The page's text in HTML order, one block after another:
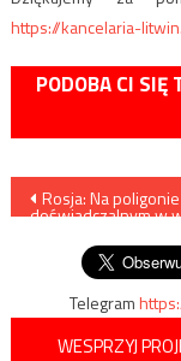
https://kancelaria-
PODOBA CI SIĘ
Nawigacja
wpisu
Rosja: Na poligonie
doświadczalnym w
Telegram
WESPRZYJ